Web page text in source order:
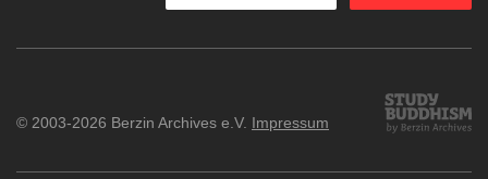
Study
Buddhism
© 2003-2026 Berzin Archives e.V. Impressum